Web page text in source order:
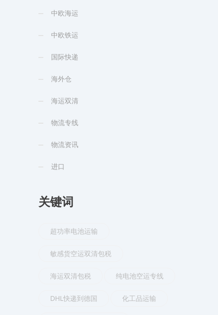
中欧海运
中欧铁运
国际快递
海外仓
海运双清
物流专线
物流资讯
进口
关键词
超功率电池运输
敏感货空运双清包税
海运双清包税 纯电池空运专线
DHL快递到德国 化工品运输